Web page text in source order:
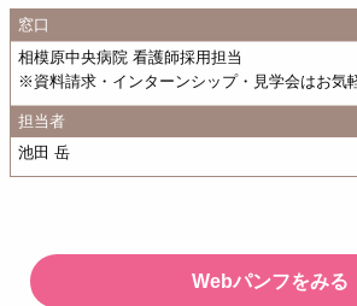
窓口
相模原中央病院 看護師採用担当
※資料請求・インターンシップ・見学会はお気
担当者
池田 岳
Webパンフをみる